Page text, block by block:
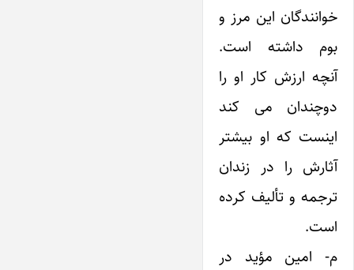
خوانندگان این مرز و
بوم داشته است.
آنچه ارزش کار او را
دوچندان می کند
اینست که او بیشتر
آثارش را در زندان
ترجمه و تألیف کرده
است.
م- امین مؤید در